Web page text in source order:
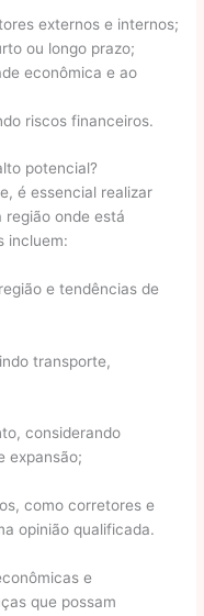
externos e internos;
ou longo prazo;
econômica e ao
riscos financeiros.
potencial?
é essencial realizar
região onde está
incluem:
e tendências de
transporte,
considerando
expansão;
como corretores e
opinião qualificada.
e
que possam